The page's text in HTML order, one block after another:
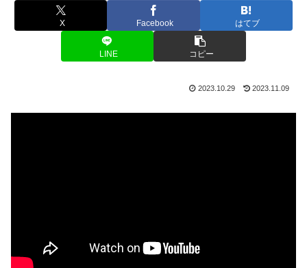
X Facebook はてブ
LINE コピー
2023.10.29 2023.11.09